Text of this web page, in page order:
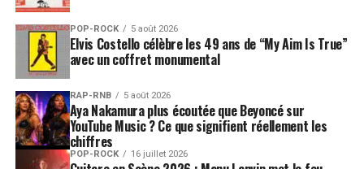
POP-ROCK 5 août 2026
Elvis Costello célèbre les 49 ans de “My Aim Is True”
avec un coffret monumental
RAP-RNB 5 août 2026
Aya Nakamura plus écoutée que Beyoncé sur
YouTube Music ? Ce que signifient réellement les
chiffres
POP-ROCK 16 juillet 2026